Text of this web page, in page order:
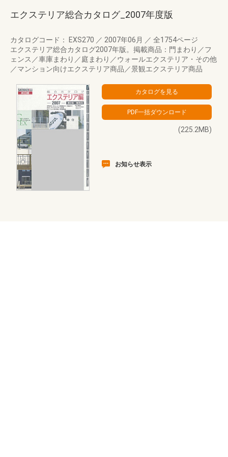
エクステリア総合カタログ_2007年度版
カタログコード： EXS270 ／ 2007年06月 ／ 全1754ページ
エクステリア総合カタログ2007年版。掲載商品：門まわり／フ
ェンス／車庫まわり／庭まわり／ウォールエクステリア・その他
／マンション向けエクステリア商品／景観エクステリア商品
(225.2MB)
お知らせ表示